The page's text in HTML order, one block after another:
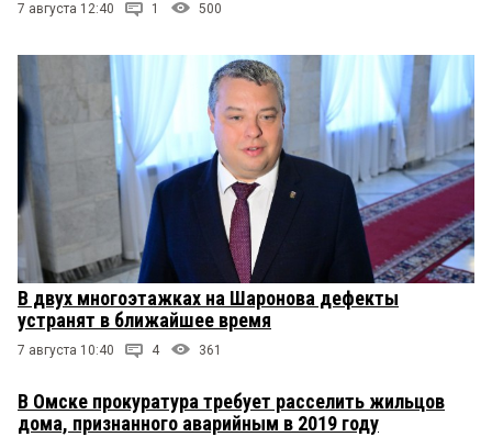
7 августа 12:40 1 500
В двух многоэтажках на Шаронова дефекты
устранят в ближайшее время
7 августа 10:40 4 361
В Омске прокуратура требует расселить жильцов
дома, признанного аварийным в 2019 году